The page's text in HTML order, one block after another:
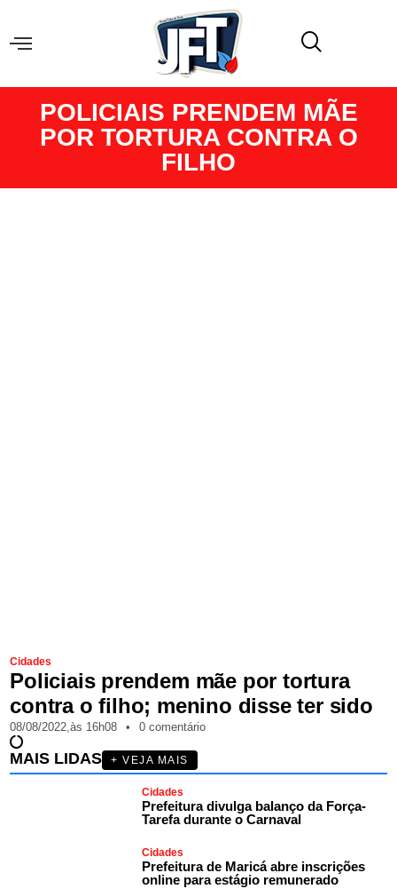
POLICIAIS PRENDEM MÃE
POR TORTURA CONTRA O
FILHO
Cidades
Policiais prendem mãe por tortura
contra o filho; menino disse ter sido
08/08/2022,às 16h08 • 0 comentário
MAIS LIDAS + VEJA MAIS
Cidades
Prefeitura divulga balanço da Força-
Tarefa durante o Carnaval
Cidades
Prefeitura de Maricá abre inscrições
online para estágio remunerado